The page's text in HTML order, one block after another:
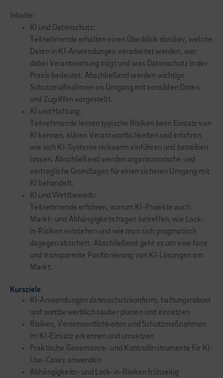
Inhalte:
KI und Datenschutz:
Teilnehmende erhalten einen Überblick darüber, welche
Daten in KI-Anwendungen verarbeitet werden, wer
dabei Verantwortung trägt und was Datenschutz in der
Praxis bedeutet. Abschließend werden wichtige
Schutzmaßnahmen im Umgang mit sensiblen Daten
und Zugriffen vorgestellt.
KI und Haftung:
Teilnehmende lernen typische Risiken beim Einsatz von
KI kennen, klären Verantwortlichkeiten und erfahren,
wie sich KI-Systeme risikoarm einführen und betreiben
lassen. Abschließend werden organisatorische und
vertragliche Grundlagen für einen sicheren Umgang mit
KI behandelt.
KI und Wettbewerb:
Teilnehmende erfahren, warum KI-Projekte auch
Markt- und Abhängigkeitsfragen betreffen, wie Lock-
in-Risiken entstehen und wie man sich pragmatisch
dagegen absichert. Abschließend geht es um eine faire
und transparente Positionierung von KI-Lösungen am
Markt.
Kursziele
KI-Anwendungen datenschutzkonform, haftungsrobust
und wettbewerblich sauber planen und einsetzen
Risiken, Verantwortlichkeiten und Schutzmaßnahmen
im KI-Einsatz erkennen und umsetzen
Praktische Governance- und Kontrollinstrumente für KI-
Use-Cases anwenden
Abhängigkeits- und Lock-in-Risiken frühzeitig